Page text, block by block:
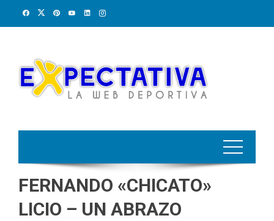
FERNANDO «CHICATO»
LICIO – UN ABRAZO